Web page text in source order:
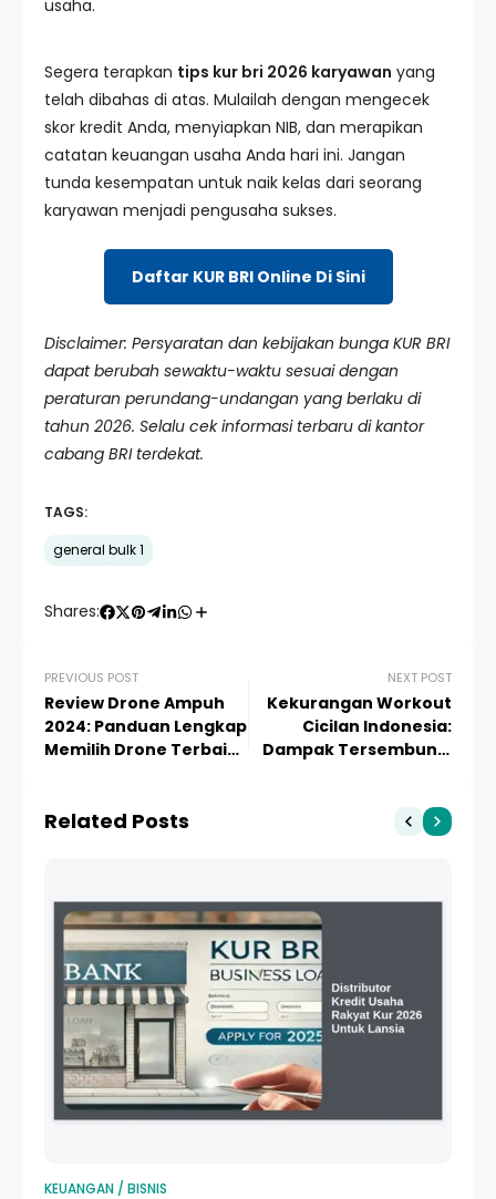
usaha.
Segera terapkan tips kur bri 2026 karyawan yang
telah dibahas di atas. Mulailah dengan mengecek
skor kredit Anda, menyiapkan NIB, dan merapikan
catatan keuangan usaha Anda hari ini. Jangan
tunda kesempatan untuk naik kelas dari seorang
karyawan menjadi pengusaha sukses.
Daftar KUR BRI Online Di Sini
Disclaimer: Persyaratan dan kebijakan bunga KUR BRI
dapat berubah sewaktu-waktu sesuai dengan
peraturan perundang-undangan yang berlaku di
tahun 2026. Selalu cek informasi terbaru di kantor
cabang BRI terdekat.
TAGS:
general bulk 1
Shares:
PREVIOUS POST
Review Drone Ampuh
2024: Panduan Lengkap
Memilih Drone Terbaik
NEXT POST
Kekurangan Workout
Cicilan Indonesia:
Dampak Tersembunyi
Related Posts
KEUANGAN / BISNIS